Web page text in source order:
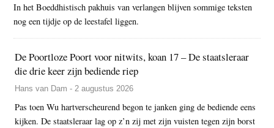
In het Boeddhistisch pakhuis van verlangen blijven sommige teksten
nog een tijdje op de leestafel liggen.
De Poortloze Poort voor nitwits, koan 17 – De staatsleraar
die drie keer zijn bediende riep
Hans van Dam - 2 augustus 2026
Pas toen Wu hartverscheurend begon te janken ging de bediende eens
kijken. De staatsleraar lag op z’n zij met zijn vuisten tegen zijn borst